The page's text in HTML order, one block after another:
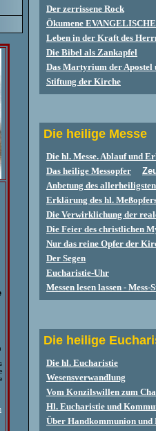
Der zerrissene Rock
Ökumene
Leben in der Kraft des
Die Bibel als Zankapfel
Das Martyrium der Apostel
Stiftung der Kirche
Die heilige Messe
Die hl. Messe. Ablauf und
Das heilige Messopfer
Anbetung des
Erklärung des hl.
Die Verwirklichung der
Die Feier des christlichen
Nur das reine Opfer der
Der Segen
Eucharistie-Uhr
Messen lesen lassen - Mess-
Die heilige
Die hl. Eucharistie
Wesensverwandlung
Vom Konzilswillen zum
Hl. Eucharistie und
Über Handkommunion